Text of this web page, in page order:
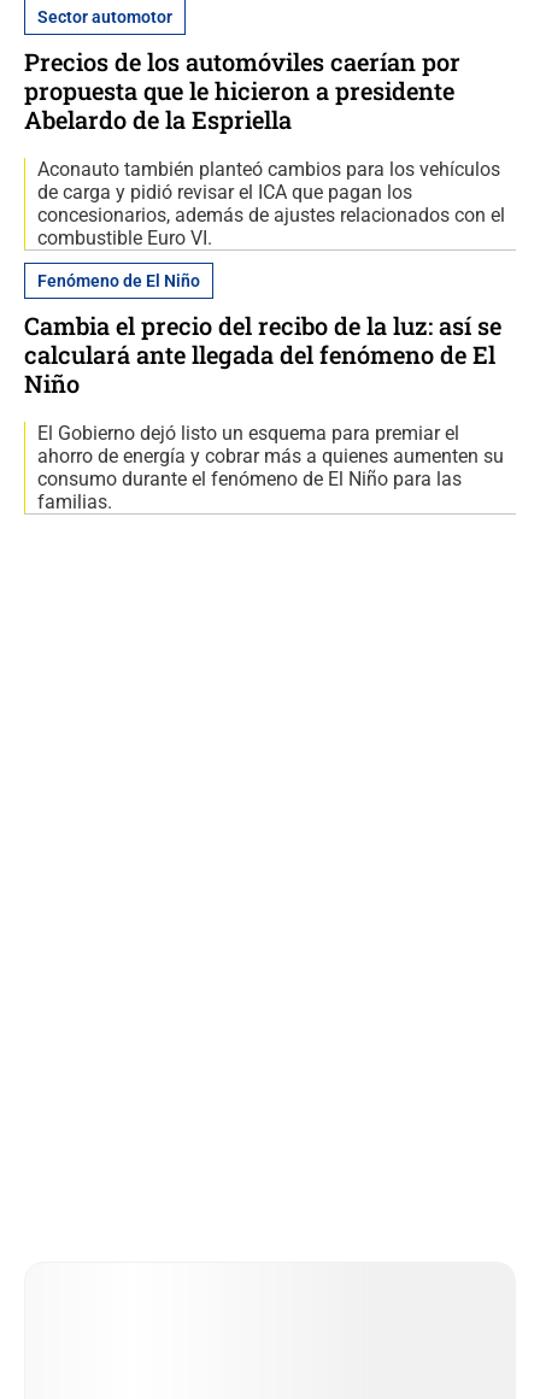
Sector automotor
Precios de los automóviles caerían por
propuesta que le hicieron a presidente
Abelardo de la Espriella
Aconauto también planteó cambios para los vehículos
de carga y pidió revisar el ICA que pagan los
concesionarios, además de ajustes relacionados con el
combustible Euro VI.
Fenómeno de El Niño
Cambia el precio del recibo de la luz: así se
calculará ante llegada del fenómeno de El
Niño
El Gobierno dejó listo un esquema para premiar el
ahorro de energía y cobrar más a quienes aumenten su
consumo durante el fenómeno de El Niño para las
familias.